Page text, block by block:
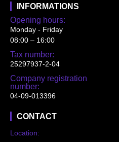
INFORMATIONS
Opening hours:
Monday - Friday
08:00 – 16:00
Tax number:
25297937-2-04
Company registration
number:
04-09-013396
CONTACT
Location: